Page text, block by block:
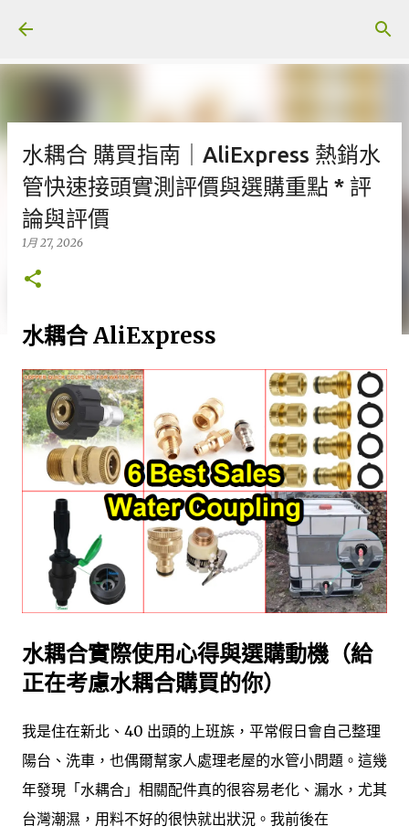
水耦合 購買指南｜AliExpress 熱銷水
管快速接頭實測評價與選購重點 * 評
論與評價
1月 27, 2026
水耦合 AliExpress
水耦合實際使用心得與選購動機（給
正在考慮水耦合購買的你）
我是住在新北、40 出頭的上班族，平常假日會自己整理
陽台、洗車，也偶爾幫家人處理老屋的水管小問題。這幾
年發現「水耦合」相關配件真的很容易老化、漏水，尤其
台灣潮濕，用料不好的很快就出狀況。我前後在